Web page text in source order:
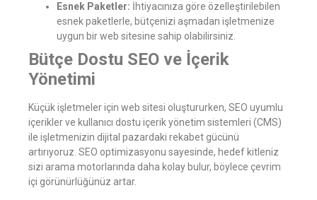
Esnek Paketler: İhtiyacınıza göre özelleştirilebilen
esnek paketlerle, bütçenizi aşmadan işletmenize
uygun bir web sitesine sahip olabilirsiniz.
Bütçe Dostu SEO ve İçerik
Yönetimi
Küçük işletmeler için web sitesi oluştururken, SEO uyumlu
içerikler ve kullanıcı dostu içerik yönetim sistemleri (CMS)
ile işletmenizin dijital pazardaki rekabet gücünü
artırıyoruz. SEO optimizasyonu sayesinde, hedef kitleniz
sizi arama motorlarında daha kolay bulur, böylece çevrim
içi görünürlüğünüz artar.